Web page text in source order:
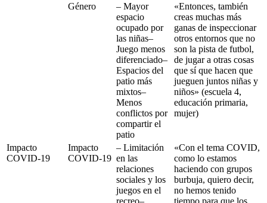
Género
– Mayor
espacio
ocupado por
las niñas–
Juego menos
diferenciado–
Espacios del
patio más
mixtos–
Menos
conflictos por
compartir el
patio
«Entonces, también
creas muchas más
ganas de inspeccionar
otros entornos que no
son la pista de futbol,
de jugar a otras cosas
que sí que hacen que
jueguen juntos niñas y
niños» (escuela 4,
educación primaria,
mujer)
Impacto
COVID-19
Impacto
COVID-19
– Limitación
en las
relaciones
sociales y los
juegos en el
recreo–
«Con el tema COVID,
como lo estamos
haciendo con grupos
burbuja, quiero decir,
no hemos tenido
tiempo para que los